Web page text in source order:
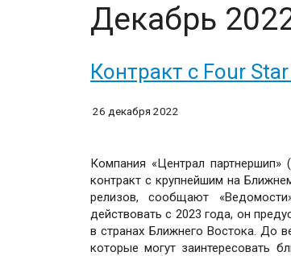
Декабрь
Контракт с Four
26 декабря 2022
Компания «Централ
контракт с крупнейшим на
релизов, сообщают
действовать с 2023 года, он
в странах Ближнего Востока. До
которые могут заинтересовать